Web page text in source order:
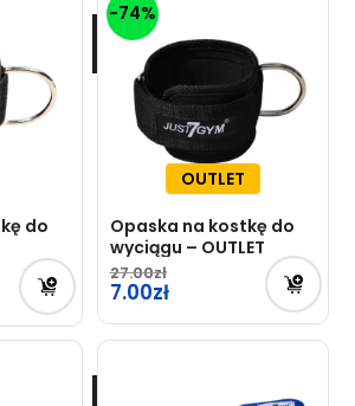
do
-74%
Opaska na kostkę do
wyciągu – OUTLET
27.00
Pierwotna
cena
wynosiła:
7.00
Aktualna
cena
OUTLET